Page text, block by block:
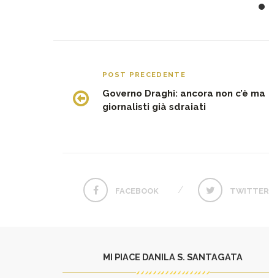
POST PRECEDENTE
Governo Draghi: ancora non c’è ma
giornalisti già sdraiati
FACEBOOK TWITTER
MI PIACE DANILA S. SANTAGATA